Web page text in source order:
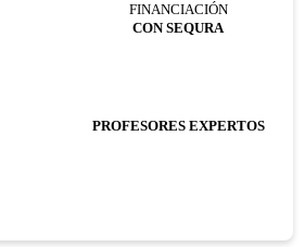
FINANCIACIÓN
CON SEQURA
PROFESORES EXPERTOS